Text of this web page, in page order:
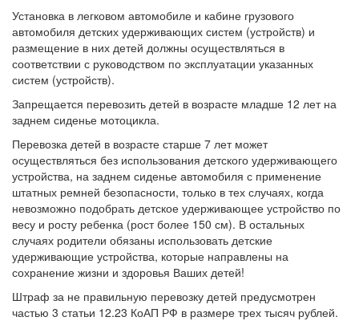
Установка в легковом автомобиле и кабине грузового
автомобиля детских удерживающих систем (устройств) и
размещение в них детей должны осуществляться в
соответствии с руководством по эксплуатации указанных
систем (устройств).
Запрещается перевозить детей в возрасте младше 12 лет на
заднем сиденье мотоцикла.
Перевозка детей в возрасте старше 7 лет может
осуществляться без использования детского удерживающего
устройства, на заднем сиденье автомобиля с применение
штатных ремней безопасности, только в тех случаях, когда
невозможно подобрать детское удерживающее устройство по
весу и росту ребенка (рост более 150 см). В остальных
случаях родители обязаны использовать детские
удерживающие устройства, которые направлены на
сохранение жизни и здоровья Ваших детей!
Штраф за не правильную перевозку детей предусмотрен
частью 3 статьи 12.23 КоАП РФ в размере трех тысяч рублей.